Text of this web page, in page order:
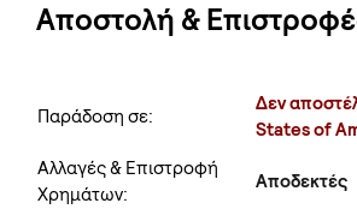
Αποστολή &
Παράδοση σε:
Δεν
States of
Αλλαγές & Επιστροφή
Χρημάτων:
Αποδεκτές